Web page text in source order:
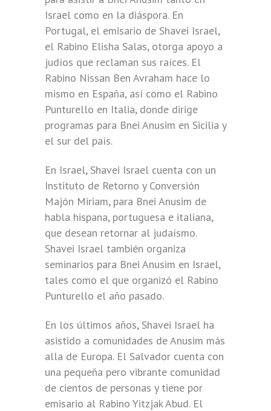
Israel como en la diáspora. En
Portugal, el emisario de Shavei Israel,
el Rabino Elisha Salas, otorga apoyo a
judíos que reclaman sus raíces. El
Rabino Nissan Ben Avraham hace lo
mismo en España, así como el Rabino
Punturello en Italia, donde dirige
programas para Bnei Anusim en Sicilia y
el sur del país.
En Israel, Shavei Israel cuenta con un
Instituto de Retorno y Conversión
Majón Miriam, para Bnei Anusim de
habla hispana, portuguesa e italiana,
que desean retornar al judaísmo.
Shavei Israel también organiza
seminarios para Bnei Anusim en Israel,
tales como el que organizó el Rabino
Punturello el año pasado.
En los últimos años, Shavei Israel ha
asistido a comunidades de Anusim más
alla de Europa. El Salvador cuenta con
una pequeña pero vibrante comunidad
de cientos de personas y tiene por
emisario al Rabino Yitzjak Abud. El